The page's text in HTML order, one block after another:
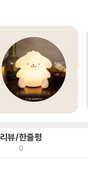
리뷰/한줄평
0